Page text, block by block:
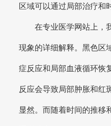
区域可以通过局部治疗和
在专业医学网站上，我
现象的详细解释。黑色区
症反应和局部血液循环恢
反应会导致局部肿胀和红
显然。而随着时间的推移